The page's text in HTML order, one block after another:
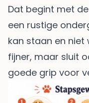
Dat begint met
een rustige
kan staan en niet
fijner, maar sluit
goede grip voor